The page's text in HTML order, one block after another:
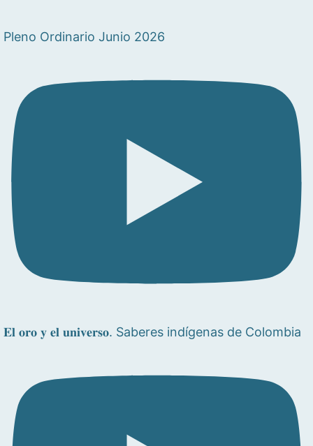
Pleno Ordinario Junio 2026
𝐄𝐥 𝐨𝐫𝐨 𝐲 𝐞𝐥 𝐮𝐧𝐢𝐯𝐞𝐫𝐬𝐨. Saberes indígenas de Colombia